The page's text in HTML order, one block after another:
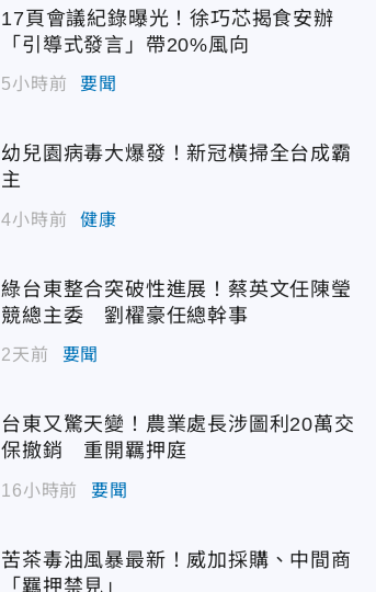
17頁會議紀錄曝光！徐巧芯揭食安辦
「引導式發言」帶20%風向
5小時前 要聞
幼兒園病毒大爆發！新冠橫掃全台成霸
主
4小時前 健康
綠台東整合突破性進展！蔡英文任陳瑩
競總主委 劉櫂豪任總幹事
2天前 要聞
台東又驚天變！農業處長涉圖利20萬交
保撤銷 重開羈押庭
16小時前 要聞
苦茶毒油風暴最新！威加採購、中間商
「羈押禁見」